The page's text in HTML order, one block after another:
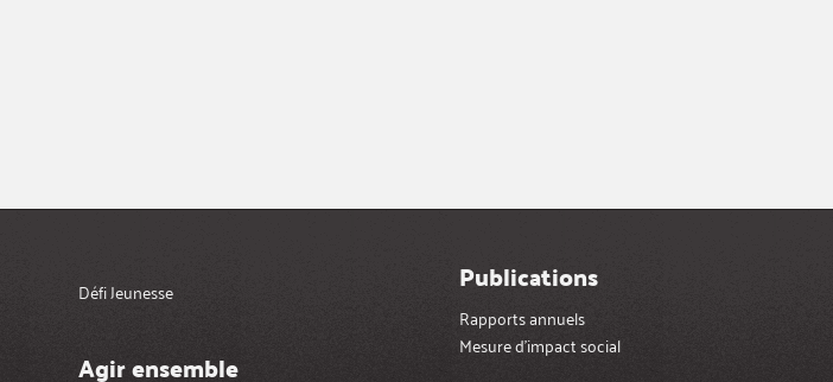
Défi Jeunesse
Agir ensemble
Publications
Rapports annuels
Mesure d’impact social